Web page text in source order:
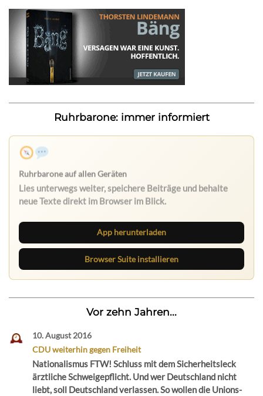
Ruhrbarone: immer informiert
App herunterladen
Browser Suite installieren
Vor zehn Jahren...
10. August 2016
CDU weiterhin gegen Freiheit
Nationalismus FTW! Schluss mit dem Sicherheitsleck
ärztliche Schweigepflicht. Und wer Deutschland nicht
liebt, soll Deutschland verlassen. So wollen die Unions-